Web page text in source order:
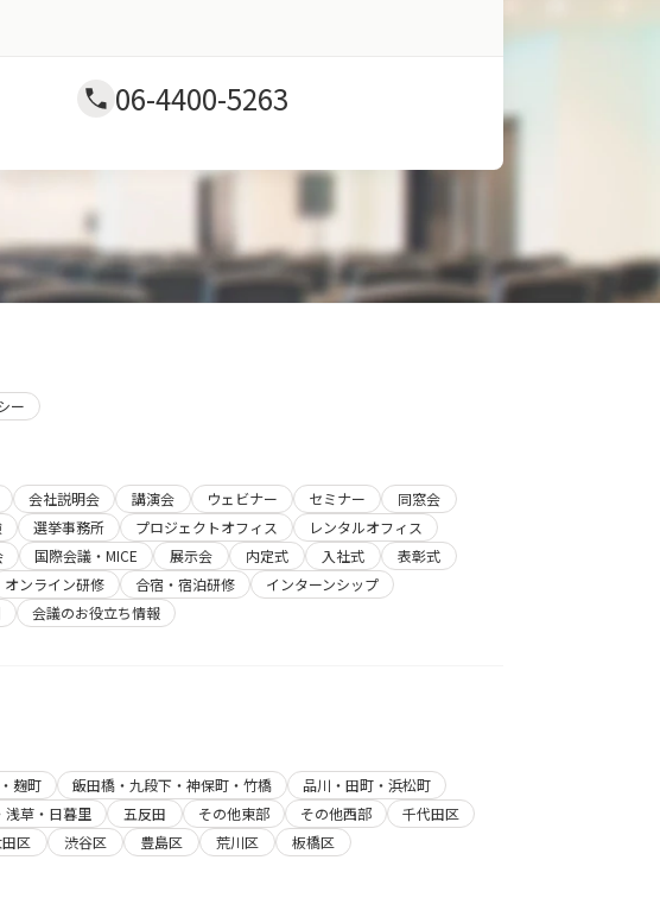
06-4400-5263
ー
会社説明会 講演会 ウェビナー セミナー
同窓会
選挙事務所 プロジェクトオフィス
レンタルオフィス
国際会議・MICE 展示会 内定式 入社式
表彰式
オンライン研修 合宿・宿泊研修
インターンシップ
会議のお役立ち情報
麹町 飯田橋・九段下・神保町・竹橋
品川・田町・浜松町
浅草・日暮里 五反田 その他東部 その他西部
千代田区
区 渋谷区 豊島区 荒川区
板橋区